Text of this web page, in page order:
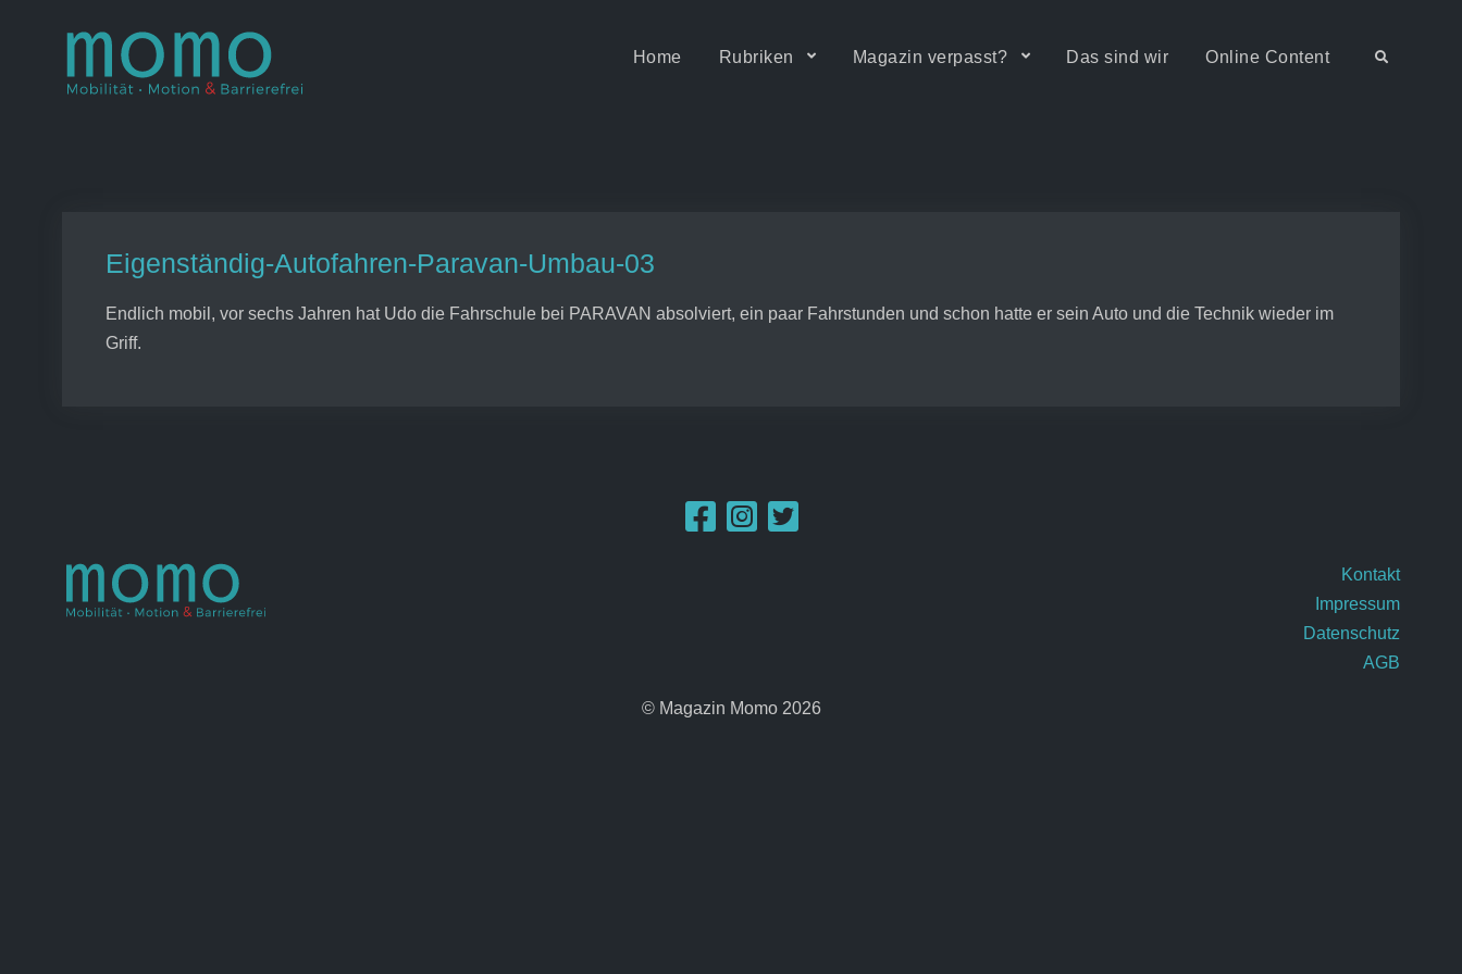
Momo – Mobilität • Motion & Barrierefrei
Home Rubriken Magazin verpasst? Das sind wir Online Content Search
Eigenständig-Autofahren-Paravan-Umbau-03
Endlich mobil, vor sechs Jahren hat Udo die Fahrschule bei PARAVAN absolviert, ein paar Fahrstunden und schon hatte er sein Auto und die Technik wieder im
Griff.
Kontakt
Impressum
Datenschutz
AGB
© Magazin Momo 2026